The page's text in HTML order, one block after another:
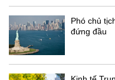
Phó chủ
đứng đầu